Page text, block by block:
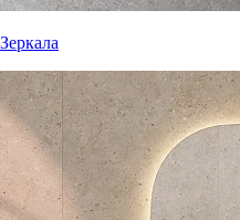
Зеркала